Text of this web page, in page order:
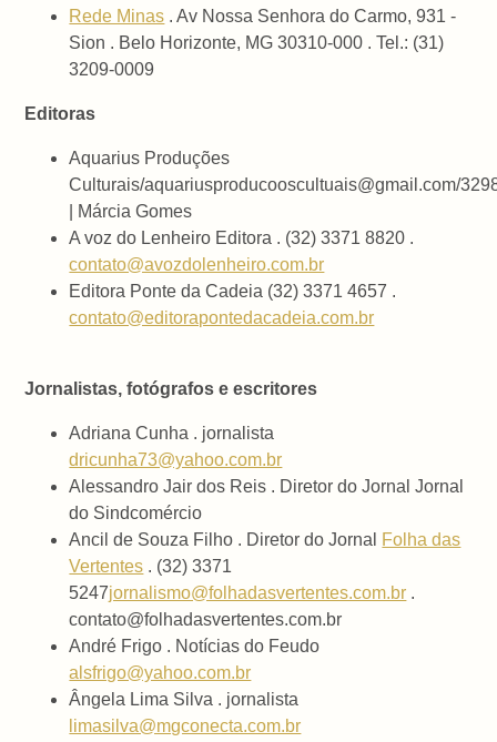
Rede Minas . Av Nossa Senhora do Carmo, 931 -
Sion . Belo Horizonte, MG 30310-000 . Tel.: (31)
3209-0009
Editoras
Aquarius Produções
Culturais/aquariusproducooscultuais@gmail.com/
| Márcia Gomes
A voz do Lenheiro Editora . (32) 3371 8820 .
contato@avozdolenheiro.com.br
Editora Ponte da Cadeia (32) 3371 4657 .
contato@editorapontedacadeia.com.br
Jornalistas, fotógrafos e escritores
Adriana Cunha . jornalista
dricunha73@yahoo.com.br
Alessandro Jair dos Reis . Diretor do Jornal Jornal
do Sindcomércio
Ancil de Souza Filho . Diretor do Jornal Folha das
Vertentes . (32) 3371
5247jornalismo@folhadasvertentes.com.br .
contato@folhadasvertentes.com.br
André Frigo . Notícias do Feudo
alsfrigo@yahoo.com.br
Ângela Lima Silva . jornalista
limasilva@mgconecta.com.br